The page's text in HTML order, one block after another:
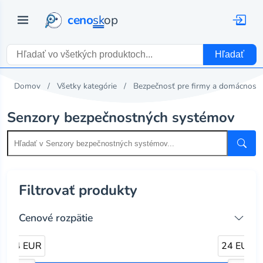
cenoskop
Hľadať
Domov Všetky kategórie Bezpečnosť pre firmy a domácnosti
Senzory bezpečnostných systémov
Filtrovať produkty
Cenové rozpätie
24 EUR 24 EUR